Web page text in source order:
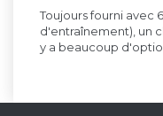
Toujours fourni avec
d'entraînement), un
y a beaucoup